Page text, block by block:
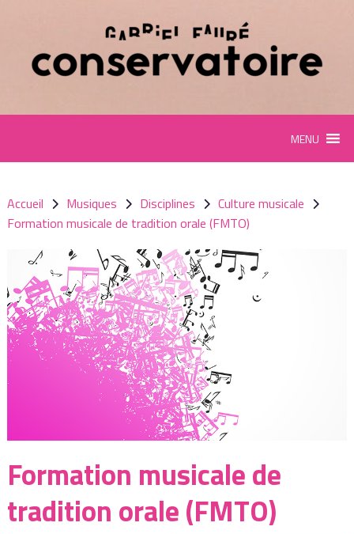
MENU
Accueil Musiques Disciplines
Culture musicale
Formation musicale de tradition orale (FMTO)
Formation musicale de
tradition orale (FMTO)